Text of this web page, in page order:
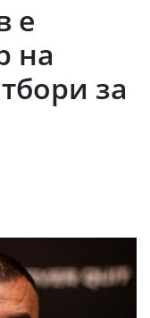
е
на
за